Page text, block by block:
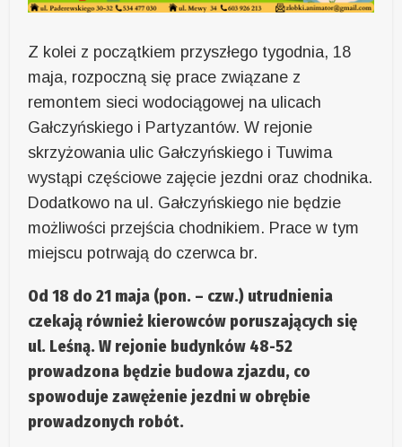
Z kolei z początkiem przyszłego tygodnia, 18
maja, rozpoczną się prace związane z
remontem sieci wodociągowej na ulicach
Gałczyńskiego i Partyzantów. W rejonie
skrzyżowania ulic Gałczyńskiego i Tuwima
wystąpi częściowe zajęcie jezdni oraz chodnika.
Dodatkowo na ul. Gałczyńskiego nie będzie
możliwości przejścia chodnikiem. Prace w tym
miejscu potrwają do czerwca br.
Od 18 do 21 maja (pon. – czw.) utrudnienia
czekają również kierowców poruszających się
ul. Leśną. W rejonie budynków 48-52
prowadzona będzie budowa zjazdu, co
spowoduje zawężenie jezdni w obrębie
prowadzonych robót.